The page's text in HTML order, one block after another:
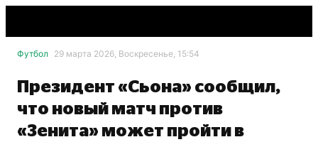
Футбол 29 марта 2026, Воскресенье, 15:54
Президент «Сьона» сообщил,
что новый матч против
«Зенита» может пройти в